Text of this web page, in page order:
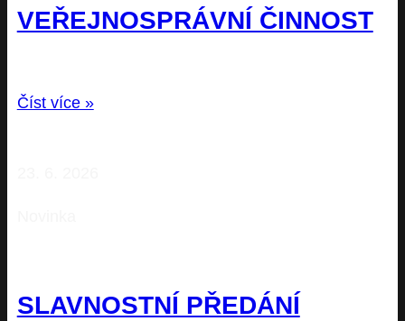
VEŘEJNOSPRÁVNÍ ČINNOST
Číst více »
SLAVNOSTNÍ PŘEDÁNÍ